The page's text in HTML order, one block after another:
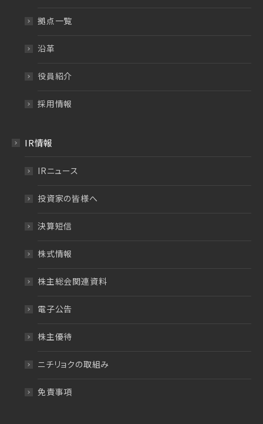
拠点一覧
沿革
役員紹介
採用情報
IR情報
IRニュース
投資家の皆様へ
決算短信
株式情報
株主総会関連資料
電子公告
株主優待
ニチリョクの取組み
免責事項